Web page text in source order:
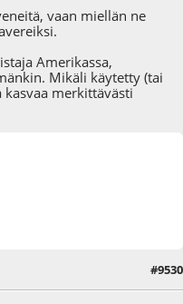
vaan miellän ne
Amerikassa,
Mikäli käytetty (tai
kasvaa merkittävästi
#9530